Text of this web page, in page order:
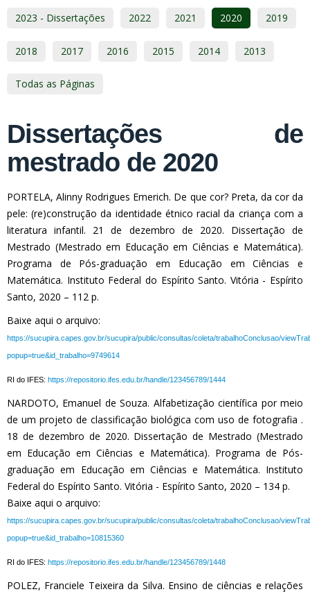
2023 - Dissertações 2022 2021 2020 2019
2018 2017 2016 2015 2014 2013
Todas as Páginas
Dissertações de
mestrado de 2020
PORTELA, Alinny Rodrigues Emerich. De que cor? Preta, da cor da
pele: (re)construção da identidade étnico racial da criança com a
literatura infantil. 21 de dezembro de 2020. Dissertação de
Mestrado (Mestrado em Educação em Ciências e Matemática).
Programa de Pós-graduação em Educação em Ciências e
Matemática. Instituto Federal do Espírito Santo. Vitória - Espírito
Santo, 2020 – 112 p.
Baixe aqui o arquivo:
https://sucupira.capes.gov.br/sucupira/public/consultas/coleta/trabalhoConclusao/
popup=true&id_trabalho=9749614
RI do IFES: https://repositorio.ifes.edu.br/handle/123456789/1444
NARDOTO, Emanuel de Souza. Alfabetização científica por meio
de um projeto de classificação biológica com uso de fotografia .
18 de dezembro de 2020. Dissertação de Mestrado (Mestrado
em Educação em Ciências e Matemática). Programa de Pós-
graduação em Educação em Ciências e Matemática. Instituto
Federal do Espírito Santo. Vitória - Espírito Santo, 2020 – 134 p.
Baixe aqui o arquivo:
https://sucupira.capes.gov.br/sucupira/public/consultas/coleta/trabalhoConclusao/
popup=true&id_trabalho=10815360
RI do IFES: https://repositorio.ifes.edu.br/handle/123456789/1448
POLEZ, Franciele Teixeira da Silva. Ensino de ciências e relações